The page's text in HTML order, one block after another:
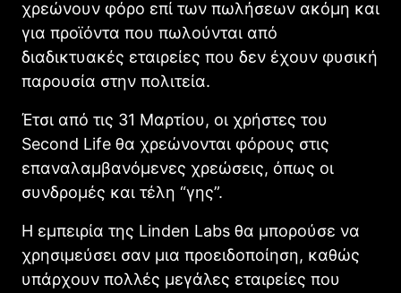
χρεώνουν φόρο επί των πωλήσεων ακόμη και
για προϊόντα που πωλούνται από
διαδικτυακές εταιρείες που δεν έχουν φυσική
παρουσία στην πολιτεία.
Έτσι από τις 31 Μαρτίου, οι χρήστες του
Second Life θα χρεώνονται φόρους στις
επαναλαμβανόμενες χρεώσεις, όπως οι
συνδρομές και τέλη “γης”.
Η εμπειρία της Linden Labs θα μπορούσε να
χρησιμεύσει σαν μια προειδοποίηση, καθώς
υπάρχουν πολλές μεγάλες εταιρείες που